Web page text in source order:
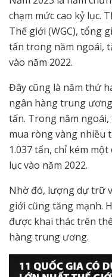
chạm mức cao kỷ lục.
Thế giới (WGC), tổng
tấn trong năm ngoái,
vào năm 2022.
Đây cũng là năm thứ
ngân hàng trung
tấn. Trong năm
mua ròng vàng nhiều
1.037 tấn, chỉ kém
lục vào năm 2022.
Nhờ đó, lượng dự trữ
giới cũng tăng mạnh.
được khai thác trên
hàng trung ương.